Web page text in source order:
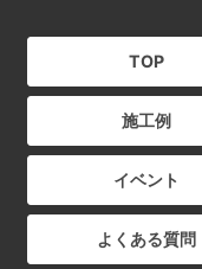
TOP
施工例
イベント
よくある質問